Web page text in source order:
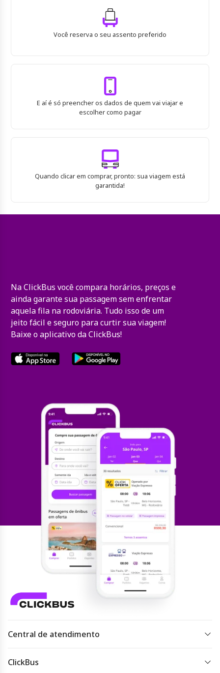
Você reserva o seu assento preferido
E aí é só preencher os dados de quem vai viajar e
escolher como pagar
Quando clicar em comprar, pronto: sua viagem está
garantida!
Na ClickBus você compara horários, preços e
ainda garante sua passagem sem enfrentar
aquela fila na rodoviária. Tudo isso de um
jeito fácil e seguro para curtir sua viagem!
Baixe o aplicativo da ClickBus!
Central de atendimento
Acessar
ClickBus